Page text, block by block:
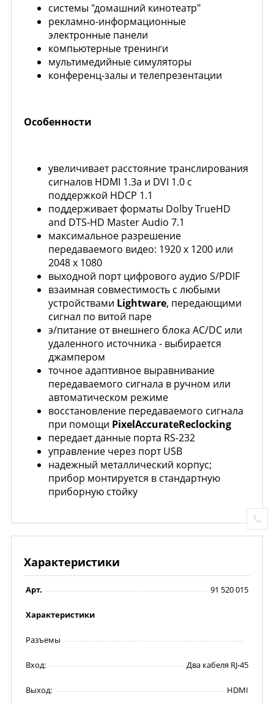
системы "домашний кинотеатр"
рекламно-информационные
электронные панели
компьютерные тренинги
мультимедийные симуляторы
конференц-залы и телепрезентации
Особенности
увеличивает расстояние транслирования
сигналов HDMI 1.3а и DVI 1.0 с
поддержкой HDCP 1.1
поддерживает форматы Dolby TrueHD
and DTS-HD Master Audio 7.1
максимальное разрешение
передаваемого видео: 1920 х 1200 или
2048 х 1080
выходной порт цифрового аудио S/PDIF
взаимная совместимость с любыми
устройствами Lightware, передающими
сигнал по витой паре
э/питание от внешнего блока AC/DC или
удаленного источника - выбирается
джампером
точное адаптивное выравнивание
передаваемого сигнала в ручном или
автоматическом режиме
восстановление передаваемого сигнала
при помощи PixelAccurateReclocking
передает данные порта RS-232
управление через порт USB
надежный металлический корпус;
прибор монтируется в стандартную
приборную стойку
Характеристики
Арт. 91 520 015
Характеристики
Разъемы
Вход: Два кабеля RJ-45
Выход: HDMI